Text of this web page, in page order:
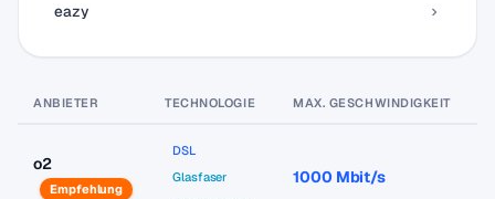
eazy
ANBIETER TECHNOLOGIE MAX. GESCHWINDIGKEIT
o2
Empfehlung
DSL
Glasfaser
1000 Mbit/s